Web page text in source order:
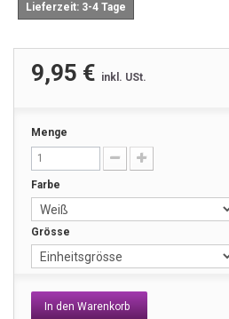
Lieferzeit: 3-4 Tage
9,95 € inkl. USt.
Menge
Farbe
Grösse
In den Warenkorb